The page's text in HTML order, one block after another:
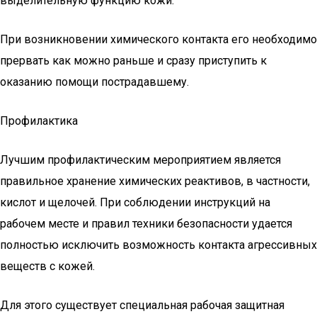
При возникновении химического контакта его необходимо
прервать как можно раньше и сразу приступить к
оказанию помощи пострадавшему.
Профилактика
Лучшим профилактическим мероприятием является
правильное хранение химических реактивов, в частности,
кислот и щелочей. При соблюдении инструкций на
рабочем месте и правил техники безопасности удается
полностью исключить возможность контакта агрессивных
веществ с кожей.
Для этого существует специальная рабочая защитная